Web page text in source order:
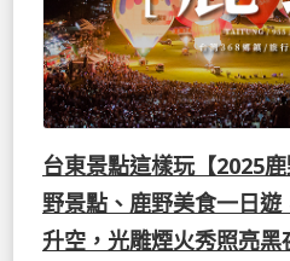
台東景點這樣玩【2025
野景點、鹿野美食一日
升空，光雕煙火秀照亮黑